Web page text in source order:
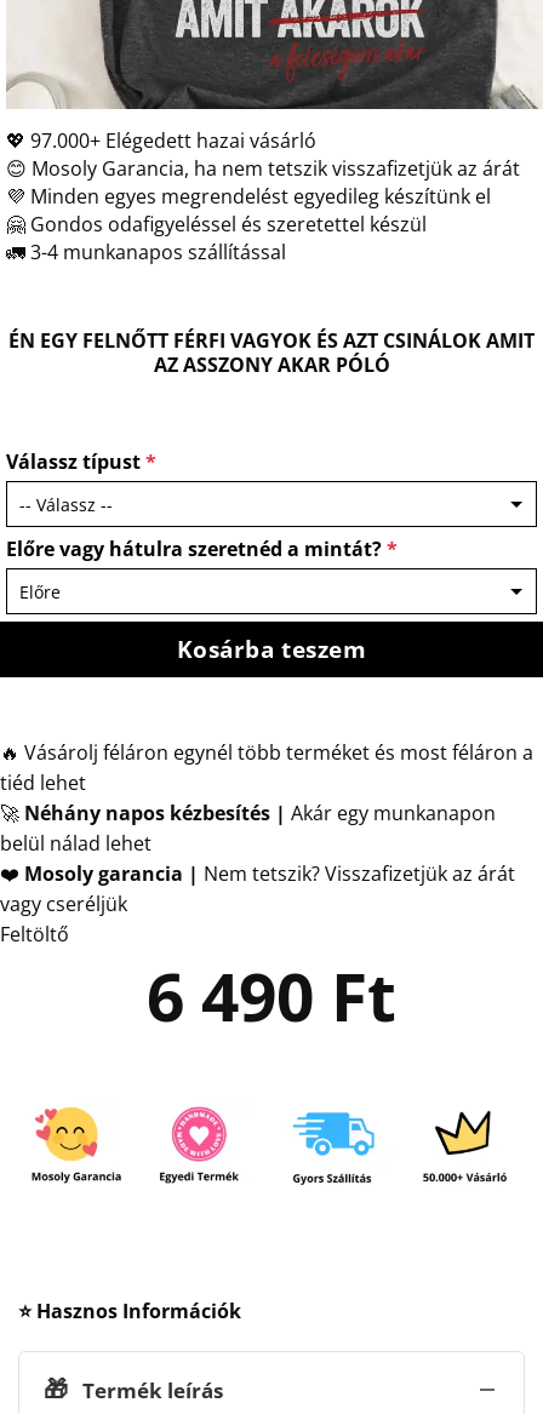
💖 97.000+ Elégedett hazai vásárló
😊 Mosoly Garancia, ha nem tetszik visszafizetjük az árát
💜 Minden egyes megrendelést egyedileg készítünk el
🤗 Gondos odafigyeléssel és szeretettel készül
🚛 3-4 munkanapos szállítással
ÉN EGY FELNŐTT FÉRFI VAGYOK ÉS AZT CSINÁLOK AMIT
AZ ASSZONY AKAR PÓLÓ
Válassz típust*
Előre vagy hátulra szeretnéd a mintát?*
Kosárba teszem
🔥 Vásárolj féláron egynél több terméket és most féláron a
tiéd lehet
🚀 Néhány napos kézbesítés | Akár egy munkanapon
belül nálad lehet
❤️ Mosoly garancia | Nem tetszik? Visszafizetjük az árát
vagy cseréljük
Feltöltő
6 490 Ft
⭐ Hasznos Információk
🎁 Termék leírás